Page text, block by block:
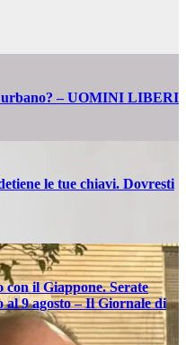
urbano? – UOMINI LIBERI
le tue chiavi. Dovresti
il Giappone. Serate
9 agosto – Il Giornale di